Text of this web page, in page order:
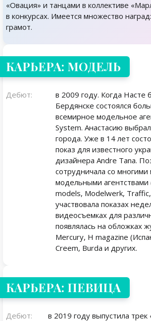
«Овация» и танцами в коллективе
в конкурсах. Имеется множество
грамот.
КАРЬЕРА: ПЕВИЦА
Дебют:
в 2019 году выпустила трек
КАРЬЕРА: МОДЕЛЬ
Дебют:
в 2009 году. Когда Насте
Бердянске состоялся
всемирное модельное
System. Анастасию
города. Уже в 14 лет
показ для известного
дизайнера Andre Tana.
сотрудничала со
модельными агентствами
models, Modelwerk,
участвовала показах
видеосъемках для
появлялась на обложках
Mercury, H magazine
Creem, Burda и других.